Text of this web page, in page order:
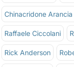
Chinacridone
Raffaele Ciccolani
Rick Anderson